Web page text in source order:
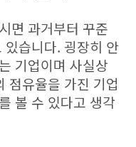
면 과거부터 꾸준
습니다. 굉장히 안
기업이며 사실상
점유율을 가진 기업
볼 수 있다고 생각